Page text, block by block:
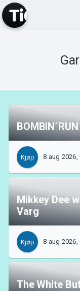
Kjøp 8 aug 2026,
Mikkey Dee
Varg
Kjøp 8 aug 2026,
The White